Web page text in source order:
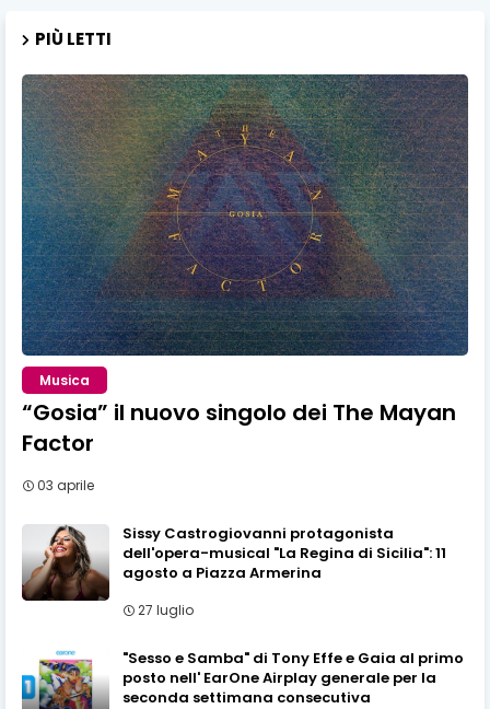
PIÙ LETTI
Musica
“Gosia” il nuovo singolo dei The Mayan
Factor
03 aprile
Sissy Castrogiovanni protagonista
dell'opera-musical "La Regina di Sicilia": 11
agosto a Piazza Armerina
27 luglio
"Sesso e Samba" di Tony Effe e Gaia al primo
posto nell' EarOne Airplay generale per la
seconda settimana consecutiva